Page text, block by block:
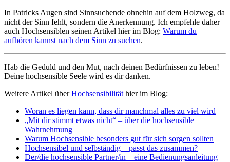
In Patricks Augen sind Sinnsuchende ohnehin auf dem Holzweg, da
nicht der Sinn fehlt, sondern die Anerkennung. Ich empfehle daher
auch Hochsensiblen seinen Artikel hier im Blog: Warum du
aufhören kannst nach dem Sinn zu suchen.
Hab die Geduld und den Mut, nach deinen Bedürfnissen zu leben!
Deine hochsensible Seele wird es dir danken.
Weitere Artikel überHochsensibilität hier im Blog:
Woran es liegen kann, dass dir manchmal alles zu viel wird
„Mit dir stimmt etwas nicht“ – über die hochsensible
Wahrnehmung
Warum Hochsensible besonders gut für sich sorgen sollten
Hochsensibel und selbständig – passt das zusammen?
Der/die hochsensible Partner/in – eine Bedienungsanleitung